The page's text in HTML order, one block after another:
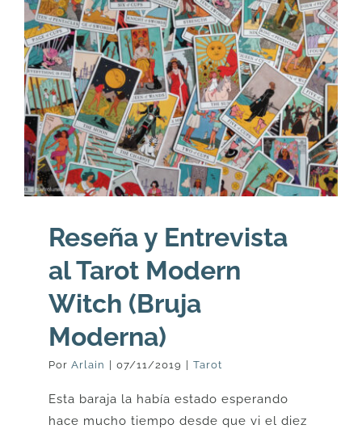
Reseña y Entrevista
al Tarot Modern
Witch (Bruja
Moderna)
Por Arlain 07/11/2019 Tarot
Esta baraja la había estado esperando
hace mucho tiempo desde que vi el diez